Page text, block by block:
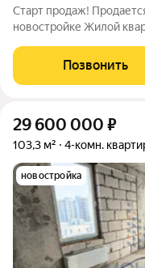
Старт продаж!
новостройке Жилой
Новомосковский
ЖК Прокшино, 7.1.3.
Позвонить
29 600 000 ₽
103,3 м² 4-комн.
новостройка